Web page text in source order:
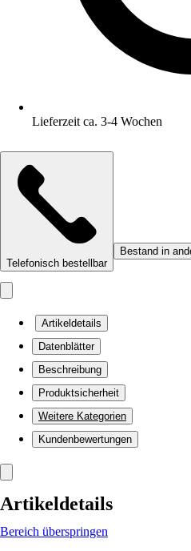
Lieferzeit ca. 3-4 Wochen
Telefonisch bestellbar
Bestand in
Artikeldetails
Datenblätter
Beschreibung
Produktsicherheit
Weitere Kategorien
Kundenbewertungen
Artikeldetails
Bereich überspringen